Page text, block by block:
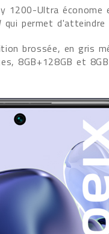
1200-Ultra économe
permet d'atteindre
brossée, en gris
8GB+128GB et